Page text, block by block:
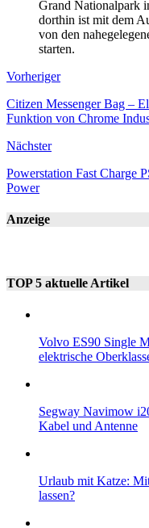
Grand Nationalpark
dorthin ist mit dem
von den
starten.
Vorheriger
Citizen Messenger Bag –
Funktion von Chrome
Nächster
Powerstation Fast Charge
Power
Anzeige
TOP 5 aktuelle Artikel
Volvo ES90 Single
elektrische
Segway Navimow
Kabel und Antenne
Urlaub mit Katze:
lassen?